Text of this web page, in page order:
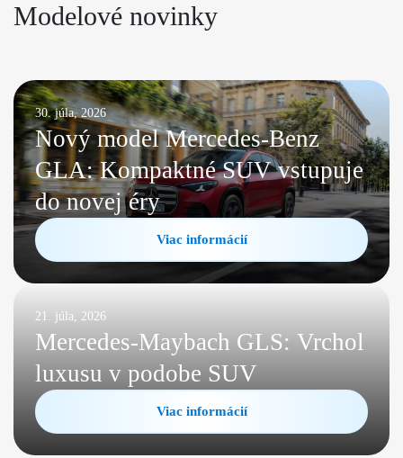
Modelové novinky
30. júla, 2026
Nový model Mercedes-Benz
GLA: Kompaktné SUV vstupuje
do novej éry
Viac informácií
21. júla, 2026
Mercedes-Maybach GLS: Vrchol
luxusu v podobe SUV
Viac informácií